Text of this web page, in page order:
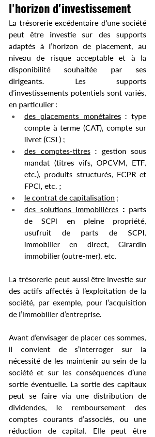
l'horizon d'investissement
La trésorerie excédentaire d’une société
peut être investie sur des supports
adaptés à l’horizon de placement, au
niveau de risque acceptable et à la
disponibilité souhaitée par ses
dirigeants. Les supports
d’investissements potentiels sont variés,
en particulier :
des placements monétaires : type
compte à terme (CAT), compte sur
livret (CSL) ;
des comptes-titres : gestion sous
mandat (titres vifs, OPCVM, ETF,
etc.), produits structurés, FCPR et
FPCI, etc. ;
le contrat de capitalisation ;
des solutions immobilières : parts
de SCPI en pleine propriété,
usufruit de parts de SCPI,
immobilier en direct, Girardin
immobilier (outre-mer), etc.
La trésorerie peut aussi être investie sur
des actifs affectés à l’exploitation de la
société, par exemple, pour l’acquisition
de l’immobilier d’entreprise.
Avant d’envisager de placer ces sommes,
il convient de s’interroger sur la
nécessité de les maintenir au sein de la
société et sur les conséquences d’une
sortie éventuelle. La sortie des capitaux
peut se faire via une distribution de
dividendes, le remboursement des
comptes courants d’associés, ou une
réduction de capital. Elle peut être